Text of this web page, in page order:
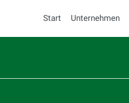
Start Unternehmen